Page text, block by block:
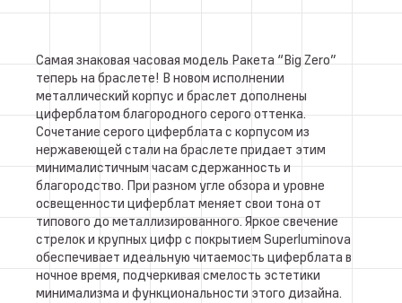
Самая знаковая часовая модель Ракета “Big Zero”
теперь на браслете! В новом исполнении
металлический корпус и браслет дополнены
циферблатом благородного серого оттенка.
Сочетание серого циферблата с корпусом из
нержавеющей стали на браслете придает этим
минималистичным часам сдержанность и
благородство. При разном угле обзора и уровне
освещенности циферблат меняет свои тона от
типового до металлизированного. Яркое свечение
стрелок и крупных цифр с покрытием Superluminova
обеспечивает идеальную читаемость циферблата в
ночное время, подчеркивая смелость эстетики
минимализма и функциональности этого дизайна.